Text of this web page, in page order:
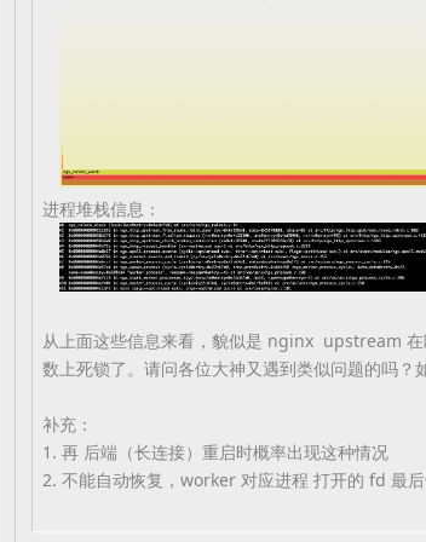
进程堆栈信息：
从上面这些信息来看，貌似是 nginx upstream
数上死锁了。请问各位大神又遇到类似问题的吗？
补充：
1. 再 后端（长连接）重启时概率出现这种情况
2. 不能自动恢复，worker 对应进程 打开的 fd 最